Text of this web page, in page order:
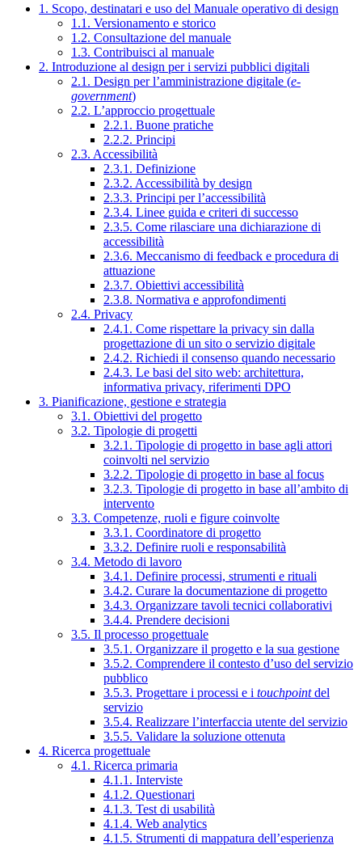
1. Scopo, destinatari e uso del Manuale operativo di design
1.1. Versionamento e storico
1.2. Consultazione del manuale
1.3. Contribuisci al manuale
2. Introduzione al design per i servizi pubblici digitali
2.1. Design per l’amministrazione digitale (e-
government)
2.2. L’approccio progettuale
2.2.1. Buone pratiche
2.2.2. Principi
2.3. Accessibilità
2.3.1. Definizione
2.3.2. Accessibilità by design
2.3.3. Principi per l’accessibilità
2.3.4. Linee guida e criteri di successo
2.3.5. Come rilasciare una dichiarazione di
accessibilità
2.3.6. Meccanismo di feedback e procedura di
attuazione
2.3.7. Obiettivi accessibilità
2.3.8. Normativa e approfondimenti
2.4. Privacy
2.4.1. Come rispettare la privacy sin dalla
progettazione di un sito o servizio digitale
2.4.2. Richiedi il consenso quando necessario
2.4.3. Le basi del sito web: architettura,
informativa privacy, riferimenti DPO
3. Pianificazione, gestione e strategia
3.1. Obiettivi del progetto
3.2. Tipologie di progetti
3.2.1. Tipologie di progetto in base agli attori
coinvolti nel servizio
3.2.2. Tipologie di progetto in base al focus
3.2.3. Tipologie di progetto in base all’ambito di
intervento
3.3. Competenze, ruoli e figure coinvolte
3.3.1. Coordinatore di progetto
3.3.2. Definire ruoli e responsabilità
3.4. Metodo di lavoro
3.4.1. Definire processi, strumenti e rituali
3.4.2. Curare la documentazione di progetto
3.4.3. Organizzare tavoli tecnici collaborativi
3.4.4. Prendere decisioni
3.5. Il processo progettuale
3.5.1. Organizzare il progetto e la sua gestione
3.5.2. Comprendere il contesto d’uso del servizio
pubblico
3.5.3. Progettare i processi e i touchpointdel
servizio
3.5.4. Realizzare l’interfaccia utente del servizio
3.5.5. Validare la soluzione ottenuta
4. Ricerca progettuale
4.1. Ricerca primaria
4.1.1. Interviste
4.1.2. Questionari
4.1.3. Test di usabilità
4.1.4. Web analytics
4.1.5. Strumenti di mappatura dell’esperienza